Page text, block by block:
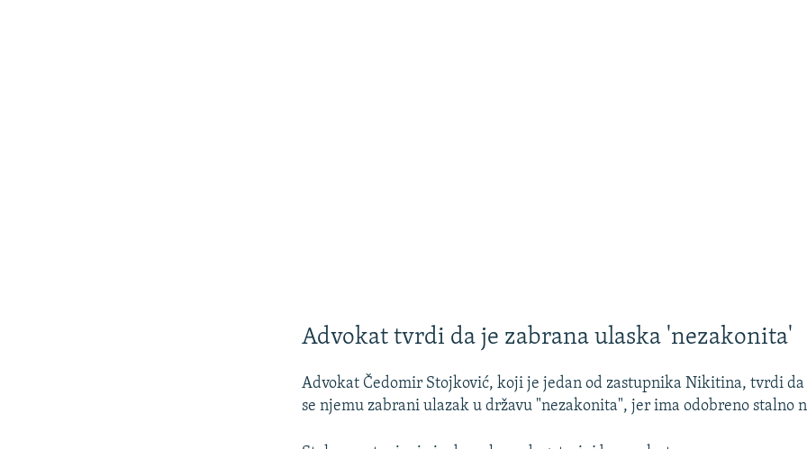
Advokat tvrdi da je zabrana ulaska 'nezakonita'
Advokat Čedomir Stojković, koji je jedan od zastupnika Nikitina, tvrdi
se njemu zabrani ulazak u državu "nezakonita", jer ima odobreno stalno